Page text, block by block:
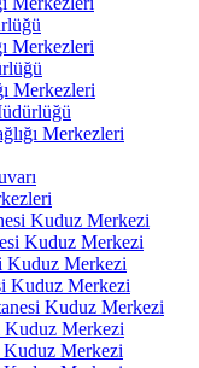
Merkezleri
Merkezleri
Merkezleri
Kuduz Merkezi
Kuduz Merkezi
Kuduz Merkezi
Kuduz Merkezi
Kuduz Merkezi
Kuduz Merkezi
Merkezi